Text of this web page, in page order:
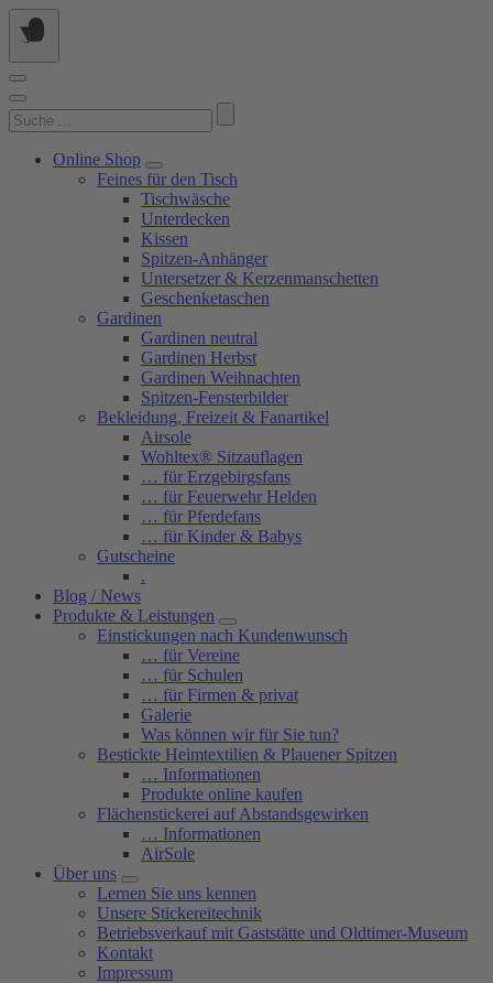
Springe
zum
Suchen
nach:
Online Shop
Feines für den Tisch
Tischwäsche
Unterdecken
Kissen
Spitzen-Anhänger
Untersetzer & Kerzenmanschetten
Geschenketaschen
Gardinen
Gardinen neutral
Gardinen Herbst
Gardinen Weihnachten
Spitzen-Fensterbilder
Bekleidung, Freizeit & Fanartikel
Airsole
Wohltex® Sitzauflagen
… für Erzgebirgsfans
… für Feuerwehr Helden
… für Pferdefans
… für Kinder & Babys
Gutscheine
.
Blog / News
Produkte & Leistungen
Einstickungen nach Kundenwunsch
… für Vereine
… für Schulen
… für Firmen & privat
Galerie
Was können wir für Sie tun?
Bestickte Heimtextilien & Plauener Spitzen
… Informationen
Produkte online kaufen
Flächenstickerei auf Abstandsgewirken
… Informationen
AirSole
Über uns
Lernen Sie uns kennen
Unsere Stickereitechnik
Betriebsverkauf mit Gaststätte und Oldtimer-Museum
Kontakt
Impressum